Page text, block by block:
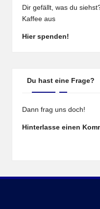
Dir gefällt, was du
Kaffee aus
Hier spenden!
Du hast eine Frage?
Dann frag uns doch!
Hinterlasse einen